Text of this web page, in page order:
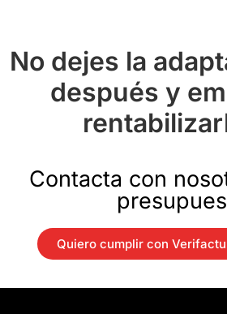
No dejes la
después y
Contacta con
Quiero cumplir con